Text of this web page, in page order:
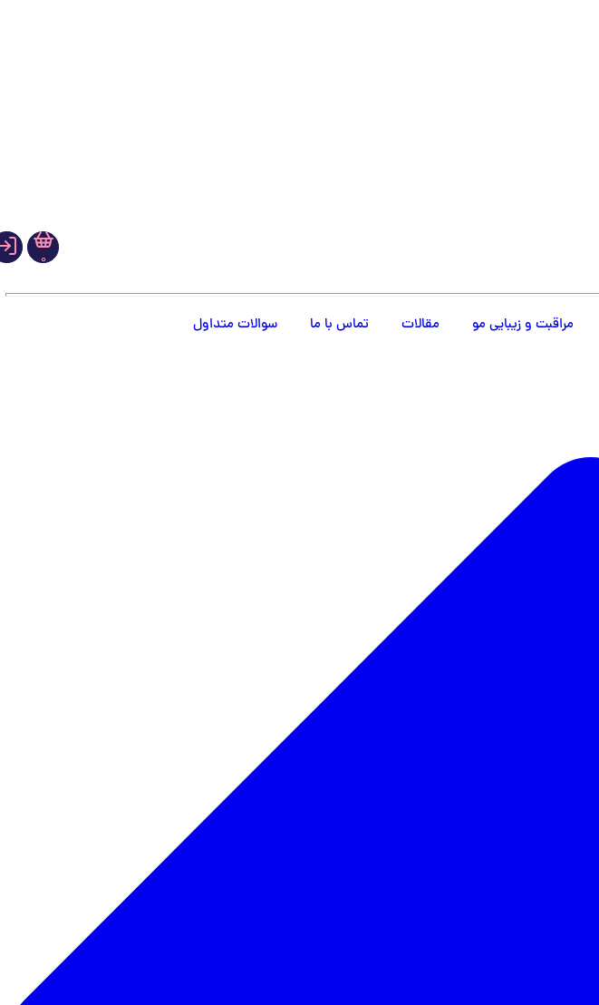
0
مراقبت و زیبایی مو مقالات تماس با ما سوالات متداول